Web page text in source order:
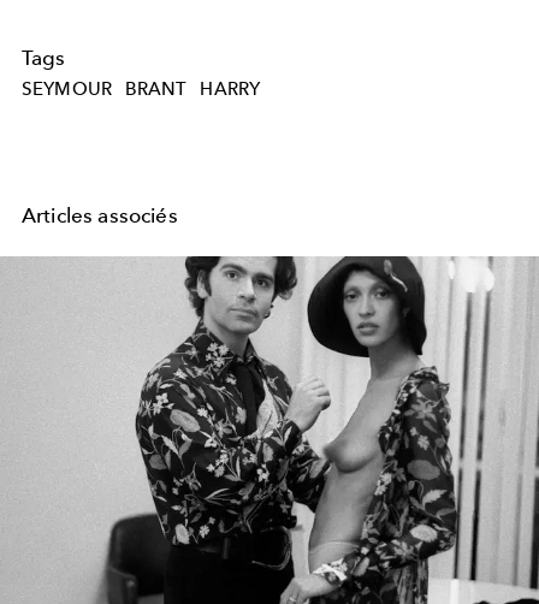
Tags
SEYMOUR BRANT HARRY
Articles associés